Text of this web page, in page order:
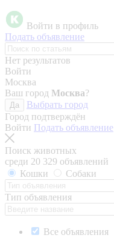
Войти в профиль
Подать объявление
Нет результатов
Войти
Москва
Ваш город Москва?
Да
Выбрать город
Город подтверждён
Войти Подать объявление
Поиск животных
среди 20 329 объявлений
Кошки
Собаки
Тип объявления
Все объявления